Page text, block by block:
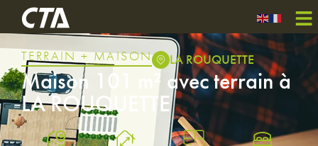
TERRAIN + MAISON LA ROUQUETTE
Maison 101 m² avec terrain à
LA ROUQUETTE